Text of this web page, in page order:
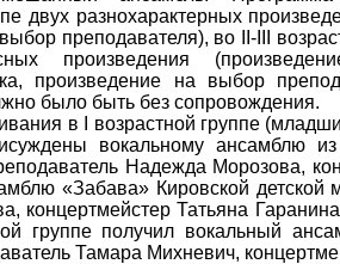
двух разнохарактерных
преподавателя), во II-III
произведения
произведение на выбор
было быть без сопровождения.
в I возрастной группе
вокальному ансамблю из
Надежда Морозова,
«Забава» Кировской детской
концертмейстер Татьяна
группе получил вокальный
Тамара Михневич,